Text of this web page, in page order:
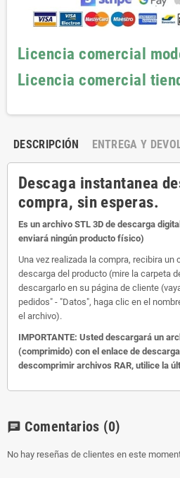
Licencia comercial
Licencia comercial
DESCRIPCIÓN ENTREGA Y
Descaga instantanea
compra, sin esperas.
Es un archivo STL 3D de descarga
enviará ningún producto físico)
Una vez realizada la compra, recibira un
descarga del producto (mire la carpeta
descargarlo en su página de cliente
pedidos" - "Datos", haga clic en el
el archivo).
IMPORTANTE: Usted descargará un
(comprimido) con el enlace de
descomprimir archivos RAR, utilice la
chat Comentarios (0)
No hay reseñas de clientes en este